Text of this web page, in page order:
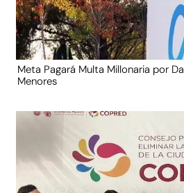
Meta Pagará Multa Millonaria por
Menores